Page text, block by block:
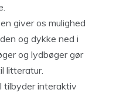
giver os mulighed
og dykke ned i
og lydbøger gør
litteratur.
tilbyder interaktiv